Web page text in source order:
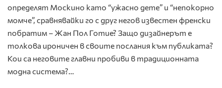
определят Москино като “ужасно дете” и “непокорно
момче”, сравнявайки го с друг негов известен френски
побратим – Жан Пол Готие? Защо дизайнерът е
толкова ироничен в своите послания към публиката?
Кои са неговите главни пробиви в традиционната
модна система?…